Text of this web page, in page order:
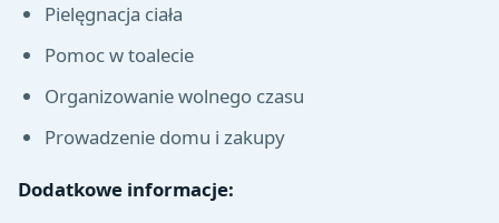
Pielęgnacja ciała
Pomoc w toalecie
Organizowanie wolnego czasu
Prowadzenie domu i zakupy
Dodatkowe informacje: